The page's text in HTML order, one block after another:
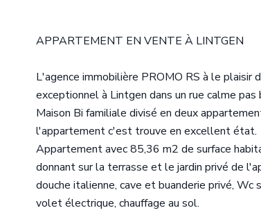
APPARTEMENT EN VENTE À LINTGEN
L'agence immobilière PROMO RS à le plaisir
exceptionnel à Lintgen dans un rue calme
Maison Bi familiale divisé en deux
l'appartement c'est trouve en excellent état.
Appartement avec 85,36 m2 de surface
donnant sur la terrasse et le jardin privé de
douche italienne, cave et buanderie privé, Wc
volet électrique, chauffage au sol.